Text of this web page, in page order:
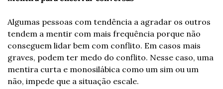
Algumas pessoas com tendência a agradar os outros
tendem a mentir com mais frequência porque não
conseguem lidar bem com conflito. Em casos mais
graves, podem ter medo do conflito. Nesse caso, uma
mentira curta e monosilábica como um sim ou um
não, impede que a situação escale.